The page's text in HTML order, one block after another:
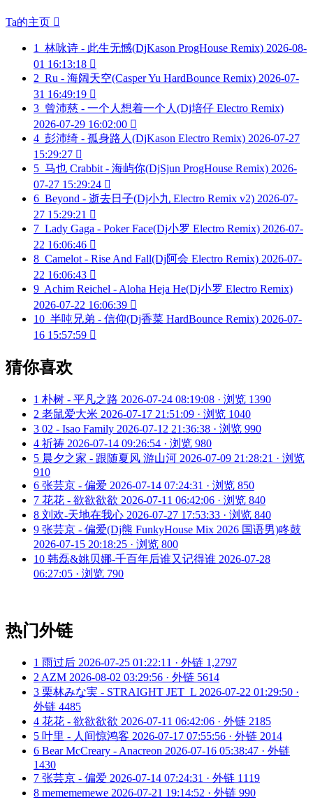
Ta的主页 
1 林咏诗 - 此生无憾(DjKason ProgHouse Remix) 2026-08-
01 16:13:18 
2 Ru - 海阔天空(Casper Yu HardBounce Remix) 2026-07-
31 16:49:19 
3 曾沛慈 - 一个人想着一个人(Dj培仔 Electro Remix)
2026-07-29 16:02:00 
4 彭沛绮 - 孤身路人(DjKason Electro Remix) 2026-07-27
15:29:27 
5 马也 Crabbit - 海屿你(DjSjun ProgHouse Remix) 2026-
07-27 15:29:24 
6 Beyond - 逝去日子(Dj小九 Electro Remix v2) 2026-07-
27 15:29:21 
7 Lady Gaga - Poker Face(Dj小罗 Electro Remix) 2026-07-
22 16:06:46 
8 Camelot - Rise And Fall(Dj阿会 Electro Remix) 2026-07-
22 16:06:43 
9 Achim Reichel - Aloha Heja He(Dj小罗 Electro Remix)
2026-07-22 16:06:39 
10 半吨兄弟 - 信仰(Dj香菜 HardBounce Remix) 2026-07-
16 15:57:59 
猜你喜欢
1 朴树 - 平凡之路 2026-07-24 08:19:08 · 浏览 1390
2 老鼠爱大米 2026-07-17 21:51:09 · 浏览 1040
3 02 - Isao Family 2026-07-12 21:36:38 · 浏览 990
4 祈祷 2026-07-14 09:26:54 · 浏览 980
5 晨夕之家 - 跟随夏风 游山河 2026-07-09 21:28:21 · 浏览
910
6 张芸京 - 偏爱 2026-07-14 07:24:31 · 浏览 850
7 花花 - 欲欲欲欲 2026-07-11 06:42:06 · 浏览 840
8 刘欢-天地在我心 2026-07-27 17:53:33 · 浏览 840
9 张芸京 - 偏爱(Dj熊 FunkyHouse Mix 2026 国语男)咚鼓
2026-07-15 20:18:25 · 浏览 800
10 韩磊&姚贝娜-千百年后谁又记得谁 2026-07-28
06:27:05 · 浏览 790
热门外链
1 雨过后 2026-07-25 01:22:11 · 外链 1,2797
2 AZM 2026-08-02 03:29:56 · 外链 5614
3 栗林みな実 - STRAIGHT JET_L 2026-07-22 01:29:50 ·
外链 4485
4 花花 - 欲欲欲欲 2026-07-11 06:42:06 · 外链 2185
5 叶里 - 人间惊鸿客 2026-07-17 07:55:56 · 外链 2014
6 Bear McCreary - Anacreon 2026-07-16 05:38:47 · 外链
1430
7 张芸京 - 偏爱 2026-07-14 07:24:31 · 外链 1119
8 memememewe 2026-07-21 19:14:52 · 外链 990